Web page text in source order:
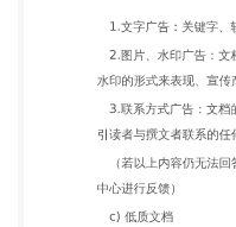
（若以上内容仍无法
库投诉 中心进行反馈
过多乱码、黑屏、花
浏览。 常见低质类型
糊，影响阅读。 2.视
视频画面、声音、字